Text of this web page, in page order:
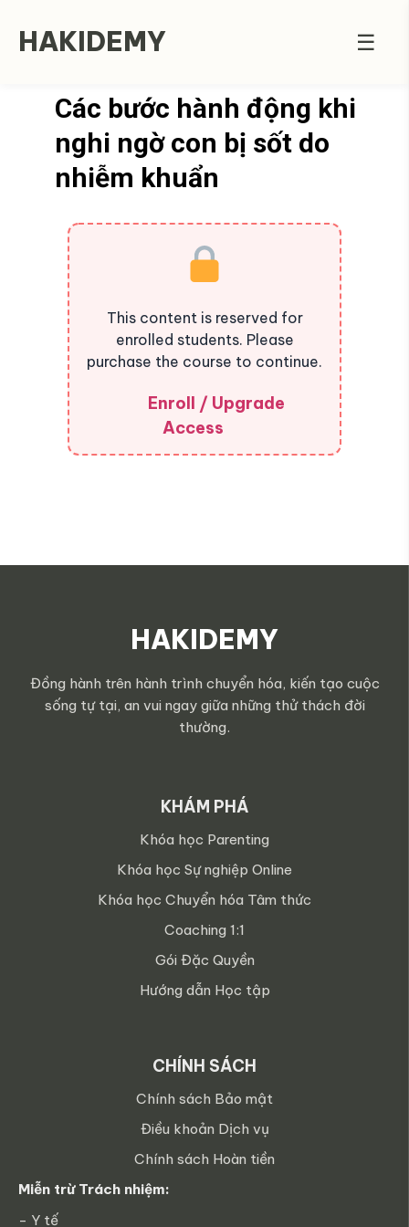
HAKIDEMY ☰
Các bước hành động khi
nghi ngờ con bị sốt do
nhiễm khuẩn
This content is reserved for
enrolled students. Please
purchase the course to continue.
Enroll / Upgrade
Access
HAKIDEMY
Đồng hành trên hành trình chuyển hóa, kiến tạo cuộc
sống tự tại, an vui ngay giữa những thử thách đời
thường.
KHÁM PHÁ
Khóa học Parenting
Khóa học Sự nghiệp Online
Khóa học Chuyển hóa Tâm thức
Coaching 1:1
Gói Đặc Quyền
Hướng dẫn Học tập
CHÍNH SÁCH
Chính sách Bảo mật
Điều khoản Dịch vụ
Chính sách Hoàn tiền
Miễn trừ Trách nhiệm:
- Y tế